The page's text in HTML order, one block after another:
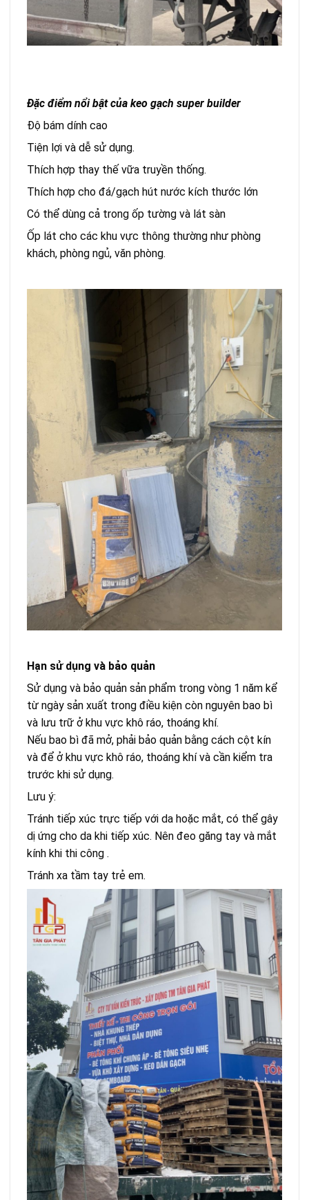
Đặc điểm nổi bật của keo gạch super builder
Độ bám dính cao
Tiện lợi và dễ sử dụng.
Thích hợp thay thế vữa truyền thống.
Thích hợp cho đá/gạch hút nước kích thước lớn
Có thể dùng cả trong ốp tường và lát sàn
Ốp lát cho các khu vực thông thường như phòng
khách, phòng ngủ, văn phòng.
Hạn sử dụng và bảo quản
Sử dụng và bảo quản sản phẩm trong vòng 1 năm kể
từ ngày sản xuất trong điều kiện còn nguyên bao bì
và lưu trữ ở khu vực khô ráo, thoáng khí.
Nếu bao bì đã mở, phải bảo quản bằng cách cột kín
và để ở khu vực khô ráo, thoáng khí và cần kiểm tra
trước khi sử dụng.
Lưu ý:
Tránh tiếp xúc trực tiếp với da hoặc mắt, có thể gây
dị ứng cho da khi tiếp xúc. Nên đeo găng tay và mắt
kính khi thi công .
Tránh xa tầm tay trẻ em.